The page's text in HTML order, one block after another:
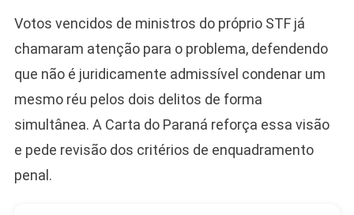
Votos vencidos de ministros do próprio STF já
chamaram atenção para o problema, defendendo
que não é juridicamente admissível condenar um
mesmo réu pelos dois delitos de forma
simultânea. A Carta do Paraná reforça essa visão
e pede revisão dos critérios de enquadramento
penal.
Ver no MERCADO
LIVRE